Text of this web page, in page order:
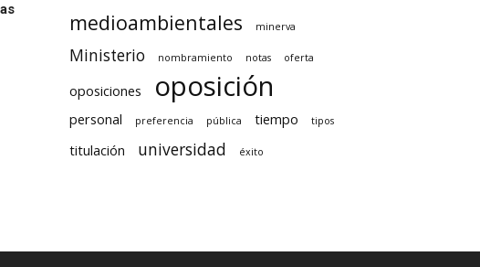
medioambientales minerva
Ministerio nombramiento notas oferta
oposiciones oposición
personal preferencia pública tiempo tipos
titulación universidad éxito